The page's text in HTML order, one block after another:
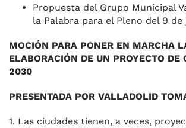
Propuesta del Grupo Municipal
la Palabra para el Pleno del 9 de
MOCIÓN PARA PONER EN MARCHA
ELABORACIÓN DE UN PROYECTO DE
2030
PRESENTADA POR VALLADOLID
1. Las ciudades tienen, a veces,